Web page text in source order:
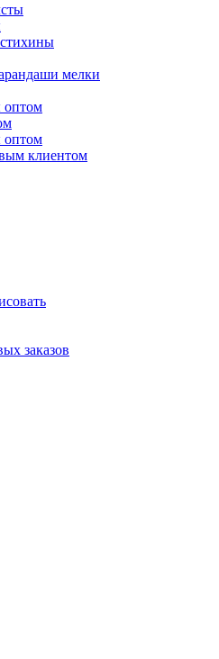
мелки
оптом
оптом
клиентом
заказов